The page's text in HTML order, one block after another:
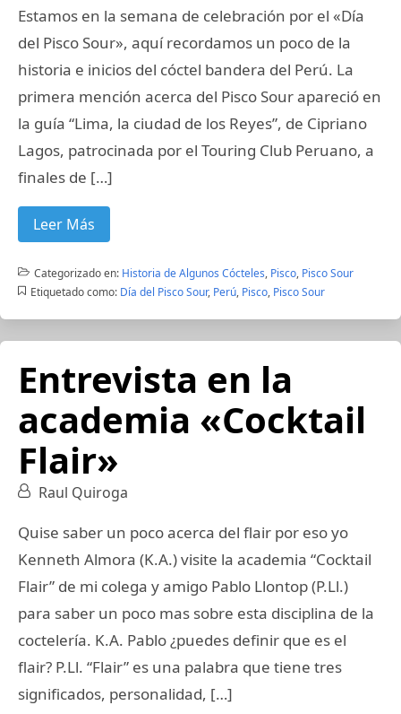
Estamos en la semana de celebración por el «Día
del Pisco Sour», aquí recordamos un poco de la
historia e inicios del cóctel bandera del Perú. La
primera mención acerca del Pisco Sour apareció en
la guía “Lima, la ciudad de los Reyes”, de Cipriano
Lagos, patrocinada por el Touring Club Peruano, a
finales de […]
Leer Más
Categorizado en: Historia de Algunos Cócteles, Pisco, Pisco Sour
Etiquetado como: Día del Pisco Sour, Perú, Pisco, Pisco Sour
Entrevista en la
academia «Cocktail
Flair»
Raul Quiroga
Quise saber un poco acerca del flair por eso yo
Kenneth Almora (K.A.) visite la academia “Cocktail
Flair” de mi colega y amigo Pablo Llontop (P.Ll.)
para saber un poco mas sobre esta disciplina de la
coctelería. K.A. Pablo ¿puedes definir que es el
flair? P.Ll. “Flair” es una palabra que tiene tres
significados, personalidad, […]